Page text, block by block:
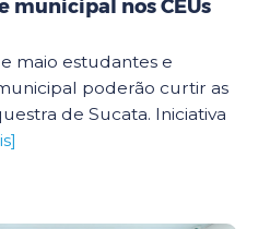
municipal nos CEUs
maio estudantes e
poderão curtir as
de Sucata. Iniciativa